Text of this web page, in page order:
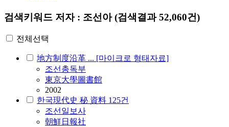
검색키워드 저자 : 조선아(검색결과 52,060건)
전체선택
地方制度沿革 ... [마이크로 형태자료]
조선총독부
東京大學圖書館
2002
한국現代史 秘 資料 125건
조선일보사
朝鮮日報社